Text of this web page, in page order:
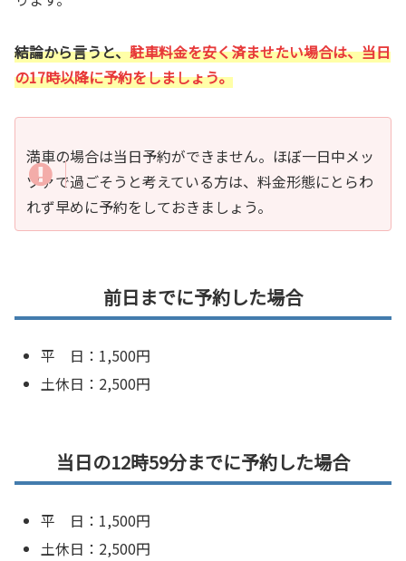
結論から言うと、駐車料金を安く済ませたい場合は、当日
の17時以降に予約をしましょう。
満車の場合は当日予約ができません。ほぼ一日中メッ
ツァで過ごそうと考えている方は、料金形態にとらわ
れず早めに予約をしておきましょう。
前日までに予約した場合
平 日：1,500円
土休日：2,500円
当日の12時59分までに予約した場合
平 日：1,500円
土休日：2,500円